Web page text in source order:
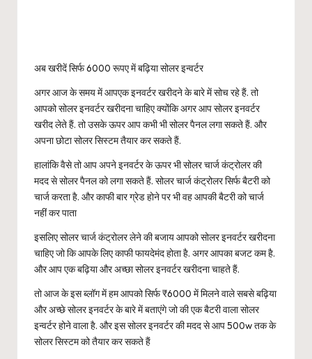
अब खरीदें सिर्फ 6000 रूपए में बढ़िया सोलर इन्वर्टर
अगर आज के समय में आपएक इनवर्टर खरीदने के बारे में सोच रहे हैं. तो
आपको सोलर इनवर्टर खरीदना चाहिए क्योंकि अगर आप सोलर इनवर्टर
खरीद लेते हैं. तो उसके ऊपर आप कभी भी सोलर पैनल लगा सकते हैं. और
अपना छोटा सोलर सिस्टम तैयार कर सकते हैं.
हालांकि वैसे तो आप अपने इनवर्टर के ऊपर भी सोलर चार्ज कंट्रोलर की
मदद से सोलर पैनल को लगा सकते हैं. सोलर चार्ज कंट्रोलर सिर्फ बैटरी को
चार्ज करता है. और काफी बार ग्रेड होने पर भी वह आपकी बैटरी को चार्ज
नहीं कर पाता
इसलिए सोलर चार्ज कंट्रोलर लेने की बजाय आपको सोलर इनवर्टर खरीदना
चाहिए जो कि आपके लिए काफी फायदेमंद होता है. अगर आपका बजट कम है.
और आप एक बढ़िया और अच्छा सोलर इनवर्टर खरीदना चाहते हैं.
तो आज के इस ब्लॉग में हम आपको सिर्फ ₹6000 में मिलने वाले सबसे बढ़िया
और अच्छे सोलर इनवर्टर के बारे में बताएंगे जो की एक बैटरी वाला सोलर
इन्वर्टर होने वाला है. और इस सोलर इनवर्टर की मदद से आप 500w तक के
सोलर सिस्टम को तैयार कर सकते हैं